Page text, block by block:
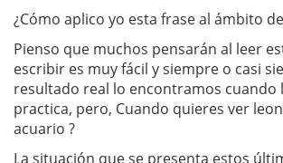
¿Cómo aplico yo esta frase al ámbito
Pienso que muchos pensarán al leer
escribir es muy fácil y siempre o casi
resultado real lo encontramos cuando
practica, pero, Cuando quieres ver
acuario ?
La situación que se presenta estos